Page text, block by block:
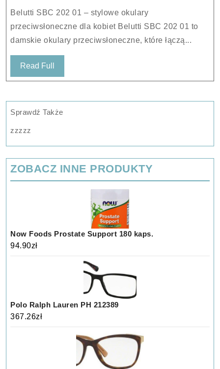
Belutti SBC 202 01 – stylowe okulary
przeciwsłoneczne dla kobiet Belutti SBC 202 01 to
damskie okulary przeciwsłoneczne, które łączą...
Read Full
Full
Sprawdź Także
zzzzz
ZOBACZ INNE PRODUKTY
Now Foods Prostate Support 180 kaps.
94.90zł
Polo Ralph Lauren PH 212389
367.26zł